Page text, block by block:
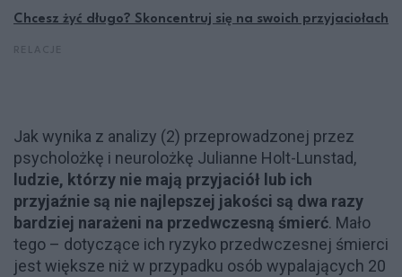
Chcesz żyć długo? Skoncentruj się na swoich przyjaciołach
Jak wynika z analizy (2) przeprowadzonej przez
psycholożkę i neurolożkę Julianne Holt-Lunstad,
ludzie, którzy nie mają przyjaciół lub ich
przyjaźnie są nie najlepszej jakości są dwa razy
bardziej narażeni na przedwczesną śmierć. Mało
tego – dotyczące ich ryzyko przedwczesnej śmierci
jest większe niż w przypadku osób wypalających 20